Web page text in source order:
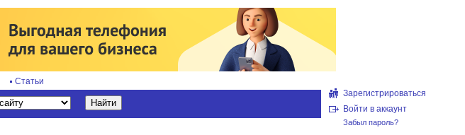
Статьи
Зарегистрироваться
Войти в аккаунт
Забыл пароль?